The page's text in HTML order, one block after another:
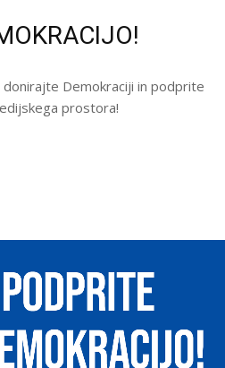
Demokraciji in podprite
prostora!